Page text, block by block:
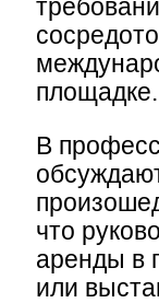
площадке.
В
что
аренды в
или